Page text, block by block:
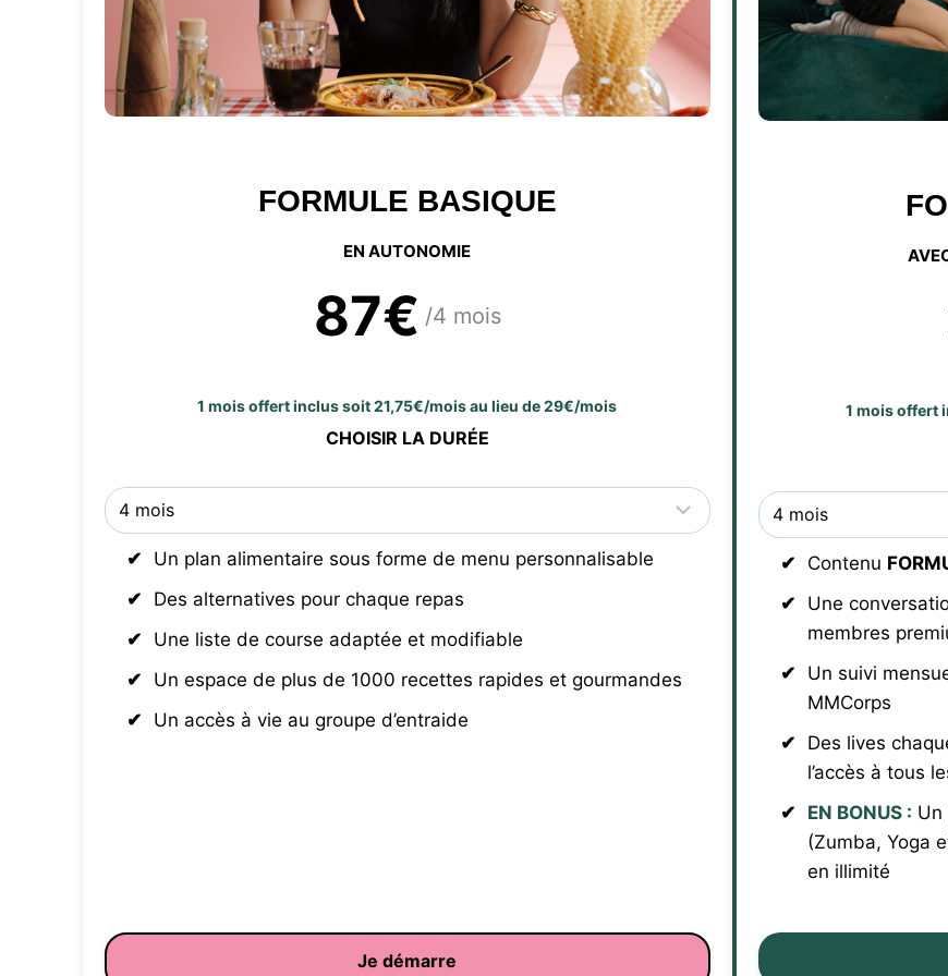
FORMULE BASIQUE
EN AUTONOMIE
87€ /4 mois
1 mois offert inclus soit 21,75€/mois au lieu de 29€/mois
CHOISIR LA DURÉE
Un plan alimentaire sous forme de menu personnalisable
Des alternatives pour chaque repas
Une liste de course adaptée et modifiable
Un espace de plus de 1000 recettes rapides et gourmandes
Un accès à vie au groupe d’entraide
Je démarre
1 mois offert
Contenu
Une
membres
Un suivi
MMCorps
Des lives
l’accès à tous
EN BONUS : Un
(Zumba, Yoga
en illimité